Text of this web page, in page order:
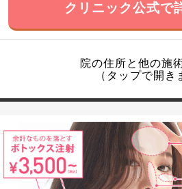
クリニック公式で
院の住所と他の施
（タップで開き